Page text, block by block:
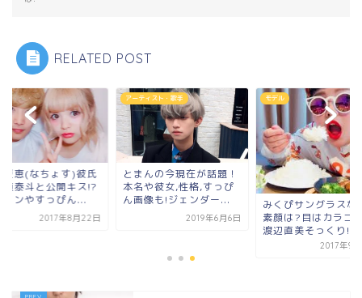
RELATED POST
夏恵(なちょす)彼氏
須泰斗と公開キス!?
コンやすっぴん...
2017年8月22日
アーティスト・歌手
とまんの今現在が話題！
本名や彼女,性格,すっぴ
ん画像も!ジェンダー...
2019年6月6日
モデル
みくぴサングラスな
素顔は?目はカラコ
渡辺直美そっくり!
2017年9